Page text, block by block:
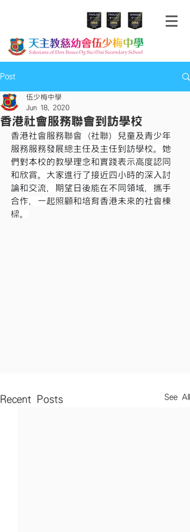
Post
香港社會服務聯會到訪學校
伍少梅中學
Jun 18, 2020
香港社會服務聯會（社聯）兒童及青少年
服務服務發展總主任及主任到訪學校。她
們對本校的教學理念和實踐表示高度認同
和欣賞。大家進行了接近四小時的深入討
論和交流，期望日後能在不同領域，攜手
合作，一起照顧和培育香港未來的社會棟
樑。
Recent Posts See All